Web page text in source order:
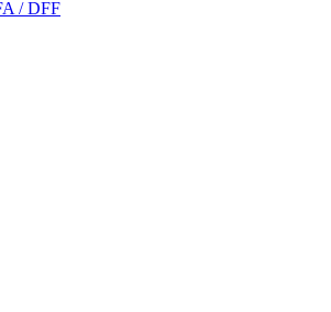
/ DFF